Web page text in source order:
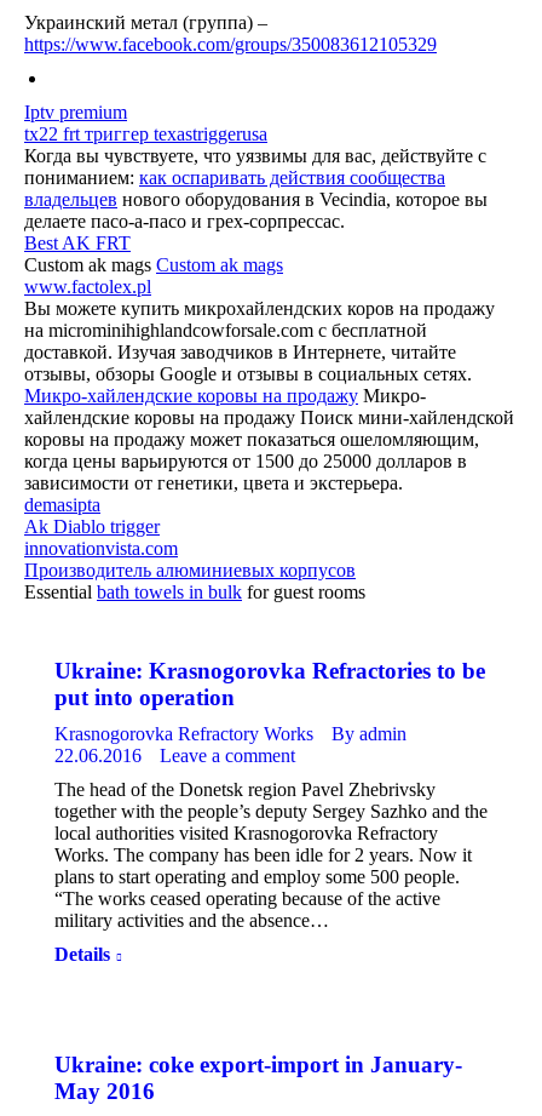
Украинский метал (группа) –
https://www.facebook.com/groups/350083612105329
Iptv premium
tx22 frt триггер texastriggerusa
Когда вы чувствуете, что уязвимы для вас, действуйте с
пониманием: как оспаривать действия сообщества
владельцев нового оборудования в Vecindia, которое вы
делаете пасо-а-пасо и грех-сорпрессас.
Best AK FRT
Custom ak mags Custom ak mags
www.factolex.pl
Вы можете купить микрохайлендских коров на продажу
на microminihighlandcowforsale.com с бесплатной
доставкой. Изучая заводчиков в Интернете, читайте
отзывы, обзоры Google и отзывы в социальных сетях.
Микро-хайлендские коровы на продажу Микро-
хайлендские коровы на продажу Поиск мини-хайлендской
коровы на продажу может показаться ошеломляющим,
когда цены варьируются от 1500 до 25000 долларов в
зависимости от генетики, цвета и экстерьера.
demasipta
Ak Diablo trigger
innovationvista.com
Производитель алюминиевых корпусов
Essential bath towels in bulk for guest rooms
Ukraine: Krasnogorovka Refractories to be
put into operation
Krasnogorovka Refractory Works By admin
22.06.2016
Leave a comment
The head of the Donetsk region Pavel Zhebrivsky
together with the people’s deputy Sergey Sazhko and the
local authorities visited Krasnogorovka Refractory
Works. The company has been idle for 2 years. Now it
plans to start operating and employ some 500 people.
“The works ceased operating because of the active
military activities and the absence…
Details
Ukraine: coke export-import in January-
May 2016